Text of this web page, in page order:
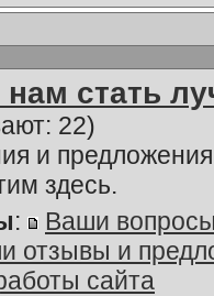
нам стать
22)
и
здесь.
:
Ваши
отзывы и
сайта